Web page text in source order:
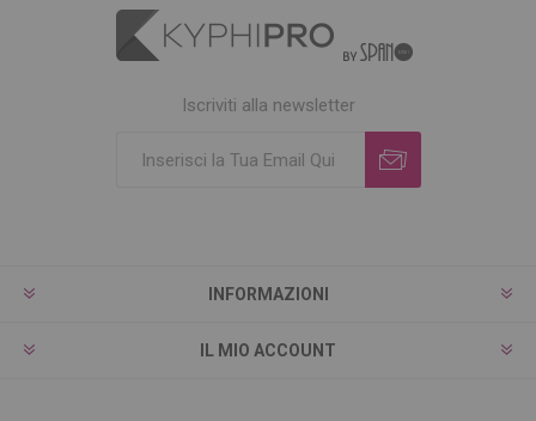
Iscriviti alla newsletter
INFORMAZIONI
IL MIO ACCOUNT